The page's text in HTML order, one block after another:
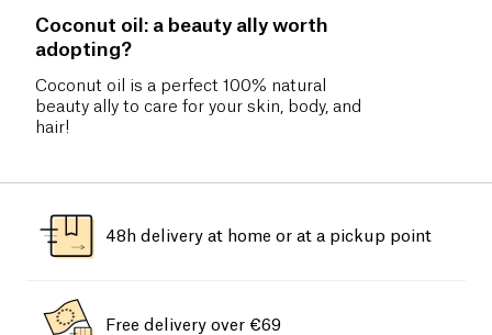
Coconut oil: a beauty ally worth
adopting?
Coconut oil is a perfect 100% natural
beauty ally to care for your skin, body, and
hair!
48h delivery at home or at a pickup point
Free delivery over €69